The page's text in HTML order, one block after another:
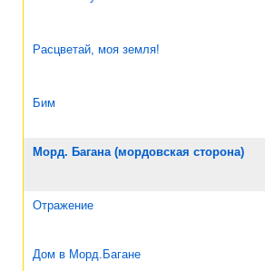
Расцветай, моя земля!
Бим
Морд. Багана (мордовская сторона)
Отражение
Дом в Морд.Багане